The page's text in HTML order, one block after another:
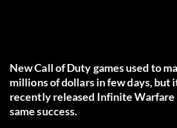
New Call of Duty games used to
millions of dollars in few days, but
recently released Infinite Warfare
same success.